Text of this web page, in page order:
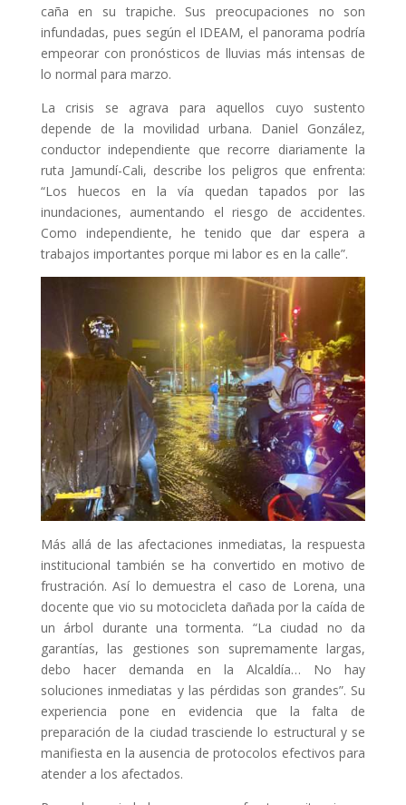
caña en su trapiche. Sus preocupaciones no son
infundadas, pues según el IDEAM, el panorama podría
empeorar con pronósticos de lluvias más intensas de
lo normal para marzo.
La crisis se agrava para aquellos cuyo sustento
depende de la movilidad urbana. Daniel González,
conductor independiente que recorre diariamente la
ruta Jamundí-Cali, describe los peligros que enfrenta:
“Los huecos en la vía quedan tapados por las
inundaciones, aumentando el riesgo de accidentes.
Como independiente, he tenido que dar espera a
trabajos importantes porque mi labor es en la calle”.
Más allá de las afectaciones inmediatas, la respuesta
institucional también se ha convertido en motivo de
frustración. Así lo demuestra el caso de Lorena, una
docente que vio su motocicleta dañada por la caída de
un árbol durante una tormenta. “La ciudad no da
garantías, las gestiones son supremamente largas,
debo hacer demanda en la Alcaldía… No hay
soluciones inmediatas y las pérdidas son grandes”. Su
experiencia pone en evidencia que la falta de
preparación de la ciudad trasciende lo estructural y se
manifiesta en la ausencia de protocolos efectivos para
atender a los afectados.